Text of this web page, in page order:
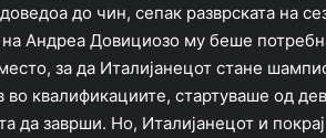
до чин, сепак разврската на
на Андреа Довициозо му беше
за да Италијанецот стане
квалификациите, стартуваше од
да заврши. Но, Италијанецот и